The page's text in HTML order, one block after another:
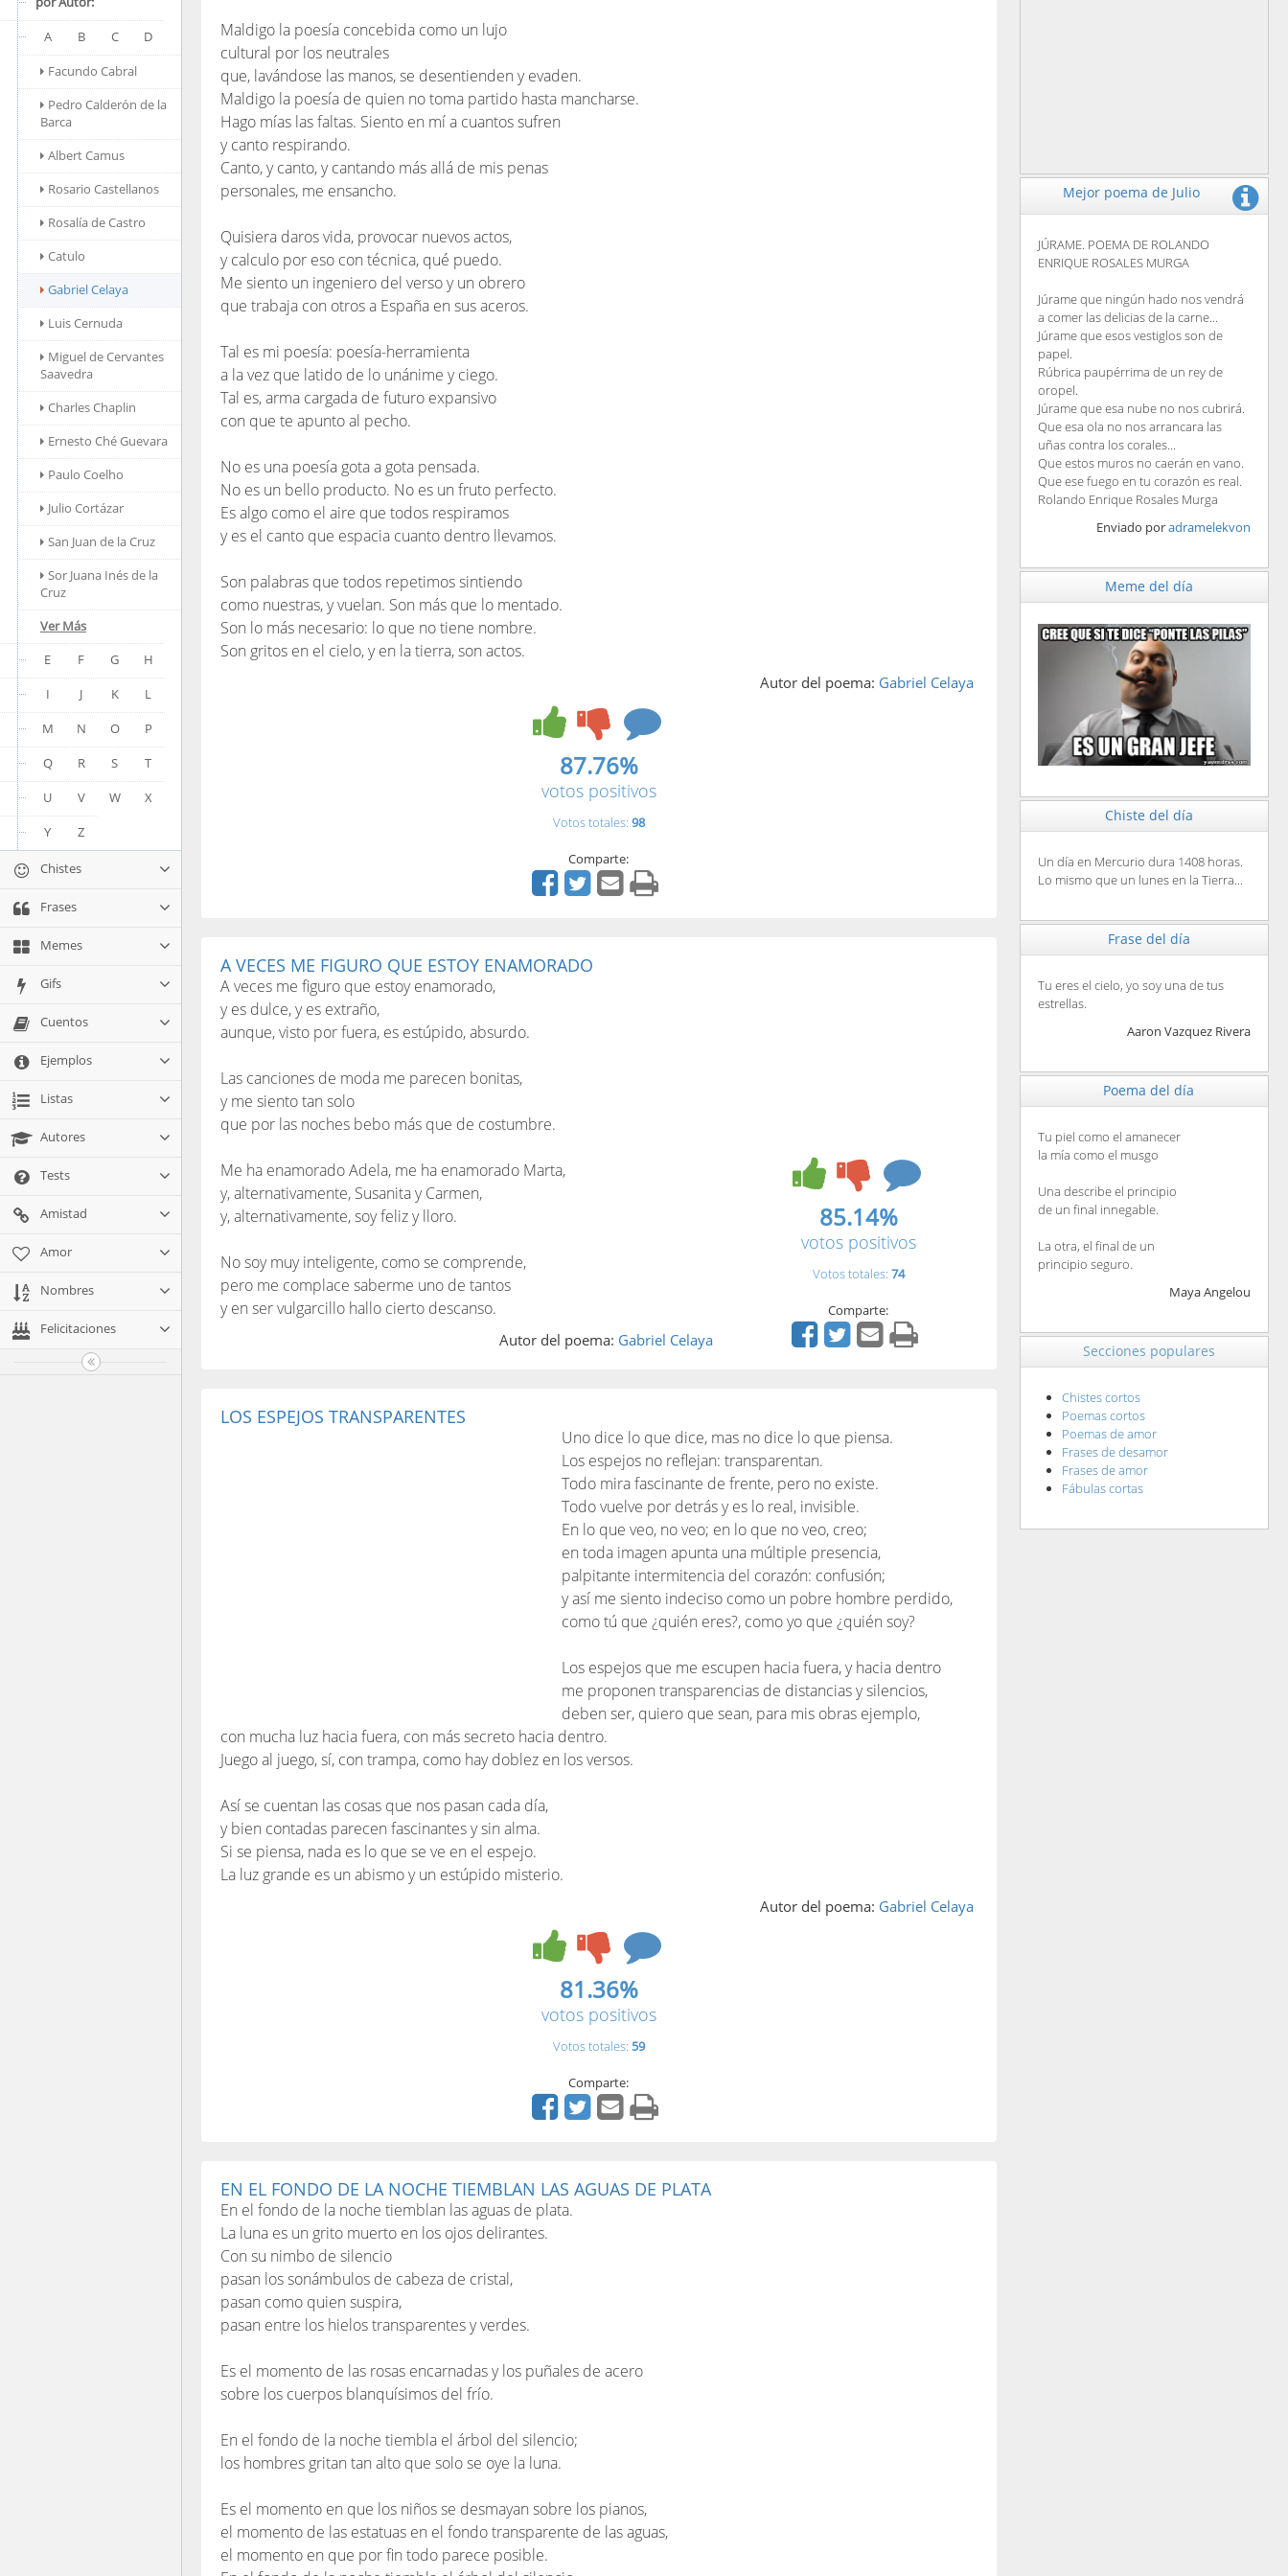
A
B C
D
Facundo Cabral
Pedro Calderón de la
Barca
Albert Camus
Rosario Castellanos
Rosalía de Castro
Catulo
Gabriel Celaya
Luis Cernuda
Miguel de Cervantes
Saavedra
Charles Chaplin
Ernesto Ché Guevara
Paulo Coelho
Julio Cortázar
San Juan de la Cruz
Sor Juana Inés de la
Cruz
Ver Más
E
F G
H
I
J K
L
M
N O
P
Q
R S
T
U
V W
X
Y
Z
Chistes
Frases
Memes
Gifs
Cuentos
Ejemplos
Listas
Autores
Tests
Amistad
Amor
Nombres
Felicitaciones
Maldigo la poesía concebida como un lujo
cultural por los neutrales
que, lavándose las manos, se desentienden y evaden.
Maldigo la poesía de quien no toma partido hasta mancharse.
Hago mías las faltas. Siento en mí a cuantos sufren
y canto respirando.
Canto, y canto, y cantando más allá de mis penas
personales, me ensancho.
Quisiera daros vida, provocar nuevos actos,
y calculo por eso con técnica, qué puedo.
Me siento un ingeniero del verso y un obrero
que trabaja con otros a España en sus aceros.
Tal es mi poesía: poesía-herramienta
a la vez que latido de lo unánime y ciego.
Tal es, arma cargada de futuro expansivo
con que te apunto al pecho.
No es una poesía gota a gota pensada.
No es un bello producto. No es un fruto perfecto.
Es algo como el aire que todos respiramos
y es el canto que espacia cuanto dentro llevamos.
Son palabras que todos repetimos sintiendo
como nuestras, y vuelan. Son más que lo mentado.
Son lo más necesario: lo que no tiene nombre.
Son gritos en el cielo, y en la tierra, son actos.
Autor del poema: Gabriel Celaya
87.76%
votos positivos
Votos totales: 98
Comparte:
A VECES ME FIGURO QUE ESTOY ENAMORADO
A veces me figuro que estoy enamorado,
y es dulce, y es extraño,
aunque, visto por fuera, es estúpido, absurdo.
Las canciones de moda me parecen bonitas,
y me siento tan solo
que por las noches bebo más que de costumbre.
Me ha enamorado Adela, me ha enamorado Marta,
y, alternativamente, Susanita y Carmen,
y, alternativamente, soy feliz y lloro.
No soy muy inteligente, como se comprende,
pero me complace saberme uno de tantos
y en ser vulgarcillo hallo cierto descanso.
Autor del poema: Gabriel Celaya
85.14%
votos positivos
Votos totales: 74
Comparte:
LOS ESPEJOS TRANSPARENTES
Uno dice lo que dice, mas no dice lo que piensa.
Los espejos no reflejan: transparentan.
Todo mira fascinante de frente, pero no existe.
Todo vuelve por detrás y es lo real, invisible.
En lo que veo, no veo; en lo que no veo, creo;
en toda imagen apunta una múltiple presencia,
palpitante intermitencia del corazón: confusión;
y así me siento indeciso como un pobre hombre perdido,
como tú que ¿quién eres?, como yo que ¿quién soy?
Los espejos que me escupen hacia fuera, y hacia dentro
me proponen transparencias de distancias y silencios,
deben ser, quiero que sean, para mis obras ejemplo,
con mucha luz hacia fuera, con más secreto hacia dentro.
Juego al juego, sí, con trampa, como hay doblez en los versos.
Así se cuentan las cosas que nos pasan cada día,
y bien contadas parecen fascinantes y sin alma.
Si se piensa, nada es lo que se ve en el espejo.
La luz grande es un abismo y un estúpido misterio.
Autor del poema: Gabriel Celaya
81.36%
votos positivos
Votos totales: 59
Comparte:
EN EL FONDO DE LA NOCHE TIEMBLAN LAS AGUAS DE PLATA
En el fondo de la noche tiemblan las aguas de plata.
La luna es un grito muerto en los ojos delirantes.
Con su nimbo de silencio
pasan los sonámbulos de cabeza de cristal,
pasan como quien suspira,
pasan entre los hielos transparentes y verdes.
Es el momento de las rosas encarnadas y los puñales de acero
sobre los cuerpos blanquísimos del frío.
En el fondo de la noche tiembla el árbol del silencio;
los hombres gritan tan alto que solo se oye la luna.
Es el momento en que los niños se desmayan sobre los pianos,
el momento de las estatuas en el fondo transparente de las aguas,
el momento en que por fin todo parece posible.
Mejor poema de Julio
JÚRAME. POEMA DE ROLANDO
ENRIQUE ROSALES MURGA
Júrame que ningún hado nos vendrá
a comer las delicias de la carne...
Júrame que esos vestiglos son de
papel.
Rúbrica paupérrima de un rey de
oropel.
Júrame que esa nube no nos cubrirá.
Que esa ola no nos arrancara las
uñas contra los corales...
Que estos muros no caerán en vano.
Que ese fuego en tu corazón es real.
Rolando Enrique Rosales Murga
Enviado poradramelekvon
Meme del día
Chiste del día
Un día en Mercurio dura 1408 horas.
Lo mismo que un lunes en la Tierra...
Frase del día
Tu eres el cielo, yo soy una de tus
estrellas.
Aaron Vazquez Rivera
Poema del día
Tu piel como el amanecer
la mía como el musgo
Una describe el principio
de un final innegable.
La otra, el final de un
principio seguro.
Maya Angelou
Secciones populares
Chistes cortos
Poemas cortos
Poemas de amor
Frases de desamor
Frases de amor
Fábulas cortas